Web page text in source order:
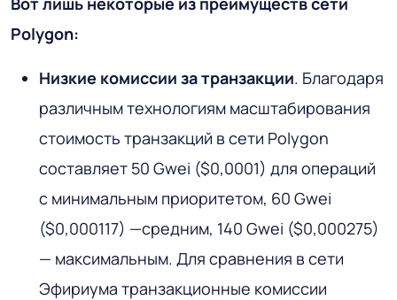
Polygon:
Низкие комиссии за транзакции. Благодаря
различным технологиям масштабирования
стоимость транзакций в сети Polygon
составляет 50 Gwei ($0,0001) для операций
с минимальным приоритетом, 60 Gwei
($0,000117) —средним, 140 Gwei ($0,000275)
— максимальным. Для сравнения в сети
Эфириума транзакционные комиссии